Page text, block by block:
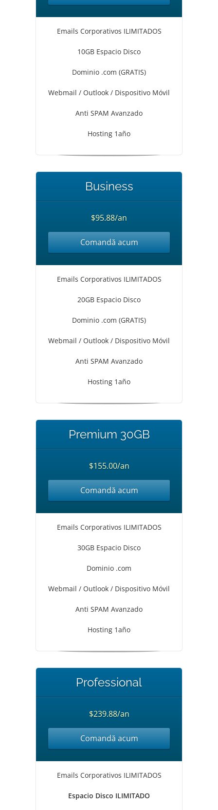
Emails Corporativos ILIMITADOS
10GB Espacio Disco
Dominio .com (GRATIS)
Webmail / Outlook / Dispositivo Móvil
Anti SPAM Avanzado
Hosting 1año
Business
$95.88/an
Comandă acum
Emails Corporativos ILIMITADOS
20GB Espacio Disco
Dominio .com (GRATIS)
Webmail / Outlook / Dispositivo Móvil
Anti SPAM Avanzado
Hosting 1año
Premium 30GB
$155.00/an
Comandă acum
Emails Corporativos ILIMITADOS
30GB Espacio Disco
Dominio .com
Webmail / Outlook / Dispositivo Móvil
Anti SPAM Avanzado
Hosting 1año
Professional
$239.88/an
Comandă acum
Emails Corporativos ILIMITADOS
Espacio Disco ILIMITADO